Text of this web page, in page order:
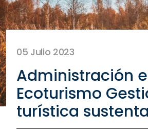
05 Julio 2023
Administración
Ecoturismo
turística